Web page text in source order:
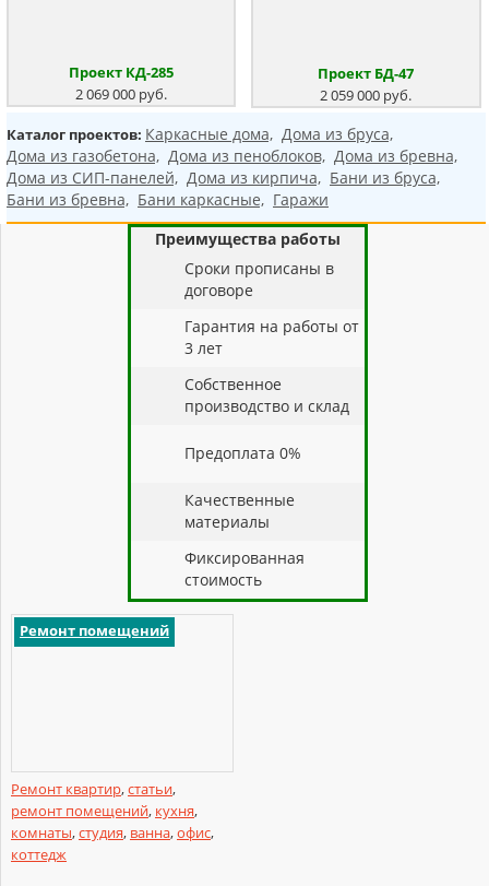
Проект КД-285
2 069 000 руб.
Проект БД-47
2 059 000 руб.
Каталог проектов: Каркасные дома, Дома из бруса,
Дома из газобетона, Дома из пеноблоков, Дома из бревна,
Дома из СИП-панелей, Дома из кирпича, Бани из бруса,
Бани из бревна, Бани каркасные, Гаражи
Преимущества работы
Cроки прописаны в
договоре
Гарантия на работы от
3 лет
Собственное
производство и склад
Предоплата 0%
Качественные
материалы
Фиксированная
стоимость
Ремонт помещений
Ремонт квартир,статьи,
ремонт помещений, кухня,
комнаты,студия, ванна,офис,
коттедж